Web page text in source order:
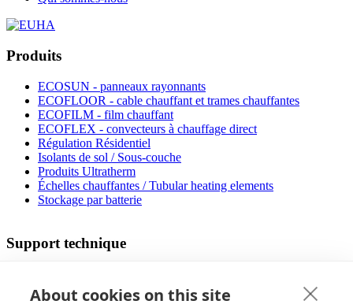
Produits
ECOSUN - panneaux rayonnants
ECOFLOOR - cable chauffant et trames chauffantes
ECOFILM - film chauffant
ECOFLEX - convecteurs à chauffage direct
Régulation Résidentiel
Isolants de sol / Sous-couche
Produits Ultratherm
Échelles chauffantes / Tubular heating elements
Stockage par batterie
Support technique
Coût de l'opération
Des manuels
About cookies on this site